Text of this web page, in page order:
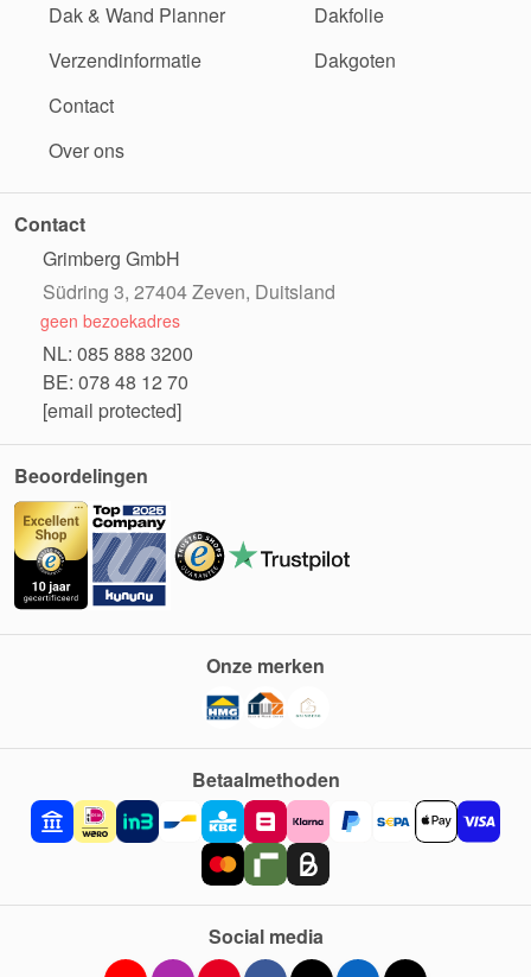
Dak & Wand Planner
Verzendinformatie
Contact
Over ons
Dakfolie
Dakgoten
Contact
Grimberg GmbH
Südring 3, 27404 Zeven, Duitsland
geen bezoekadres
NL: 085 888 3200
BE: 078 48 12 70
[email protected]
Beoordelingen
Betaalmethoden
Onze merken
Social media